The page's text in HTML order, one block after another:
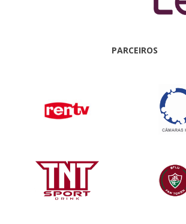
PARCEIROS